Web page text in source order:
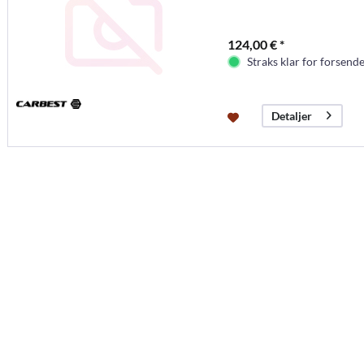
124,00 € *
Straks klar for
Detaljer